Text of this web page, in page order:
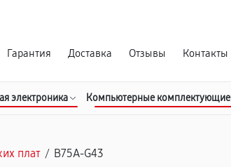
Гарантия Доставка Отзывы Контакты
электроника Компьютерные комплектующие
плат / B75A-G43